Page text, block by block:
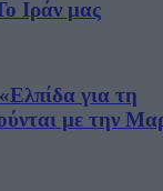
Ιράν μας
για τη
με την